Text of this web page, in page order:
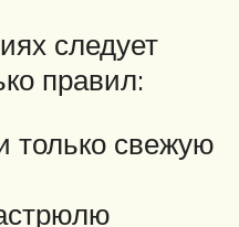
следует
правил:
только свежую